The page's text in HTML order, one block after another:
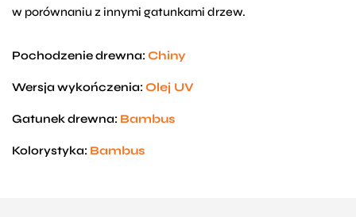
w porównaniu z innymi gatunkami drzew.
Pochodzenie drewna: Chiny
Wersja wykończenia: Olej UV
Gatunek drewna: Bambus
Kolorystyka: Bambus